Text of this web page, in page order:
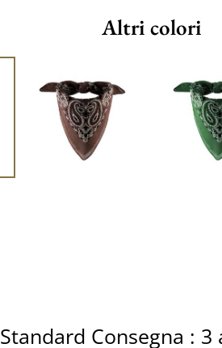
Altri colori
Standard Consegna : 3